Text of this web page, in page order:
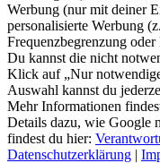
Werbung (nur mit deiner
personalisierte Werbung
Frequenzbegrenzung
Du kannst die nicht
Klick auf „Nur
Auswahl kannst du
Mehr Informationen
Details dazu, wie Google
findest du hier:
Datenschutzerklärung |